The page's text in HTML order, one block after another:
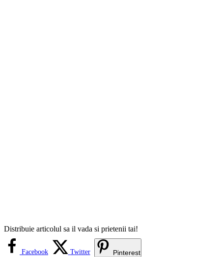
Distribuie articolul sa il vada si prietenii tai!
Facebook Twitter Pinterest